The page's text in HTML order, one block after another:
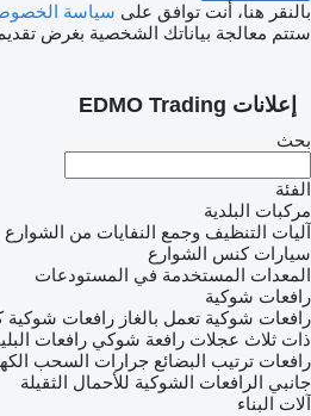
بالنقر هنا، أنت توافق على سياسة
ستتم معالجة بياناتك الشخصية بغرض
إعلانات EDMO Trading
بحث
الفئة
مركبات البلدية
آليات التنظيف وجمع النفايات من الشوارع
سيارات كنس الشوارع
المعدات المستخدمة في المستودعات
رافعات شوكية
رافعات شوكية تعمل بالغاز رافعات شوكية
ذات ثلاث عجلات رافعة شوكي رافعات
رافعات ترتيب البضائع جرارات السحب
جانبي الرافعات الشوكية للأحمال الثقيلة
آلات البناء